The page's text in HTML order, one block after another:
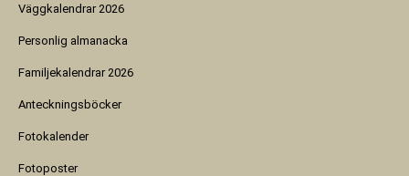
Väggkalendrar 2026
Personlig almanacka
Familjekalendrar 2026
Anteckningsböcker
Fotokalender
Fotoposter